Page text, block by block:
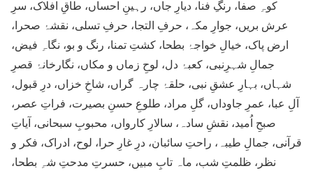
کوہِ صفا، رنگِ فنا، دیارِ جاں، رہینِ احساں، طاقِ افلاک، سرِ
عرش بریں، جوارِ مکہ، حرفِ التجا، حرفِ تسلی، نقشۂ صحرا،
ارض پاک، خیالِ خواجۂ بطحا، کشتِ تمنا، رنگ و بو، نگاہِ فیض،
جمالِ شہرِنبی، کعبۂ دل، لوحِ زماں و مکاں، نگارخانۂ قصرِ
شہاں، بہارِ عشقِ نبی، حلقۂ چارہ گراں، شاخِ خزاں، درِ قبول،
آلِ عبا، عمرِ جاوداں، گلِ مراد، طلوعِ حسنِ بصیرت، فراتِ عصر،
صبحِ اُمید، نقشِ سادہ، سالارِ کارواں، محبوبِ سبحانی، آیاتِ
قرآنی، جمالِ طیبہ، راحتِ سائبان، درِ غارِ حرا، لوح، ادراک، فکر و
نظر، ظلمتِ شب، ماہ تابِ مبیں، حسرتِ مدحتِ شہِ بطحا،